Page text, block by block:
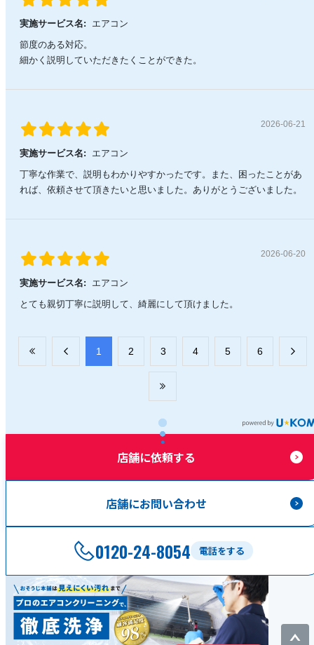
実施サービス名:
エアコン
節度のある対応。
細かく説明していただきたくことができた。
2026-06-21
実施サービス名:
エアコン
丁寧な作業で、説明もわかりやすかったです。また、困ったことがあ
れば、依頼させて頂きたいと思いました。ありがとうございました。
2026-06-20
実施サービス名:
エアコン
とても親切丁寧に説明して、綺麗にして頂けました。
​1 ​2 ​3 ​4 ​5 ​6
店舗に依頼する
店舗にお問い合わせ
電話をする
0120-24-8054